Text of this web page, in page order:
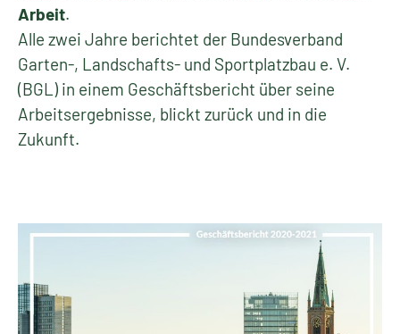
Arbeit.
Alle zwei Jahre berichtet der Bundesverband
Garten-, Landschafts- und Sportplatzbau e. V.
(BGL) in einem Geschäftsbericht über seine
Arbeitsergebnisse, blickt zurück und in die
Zukunft.